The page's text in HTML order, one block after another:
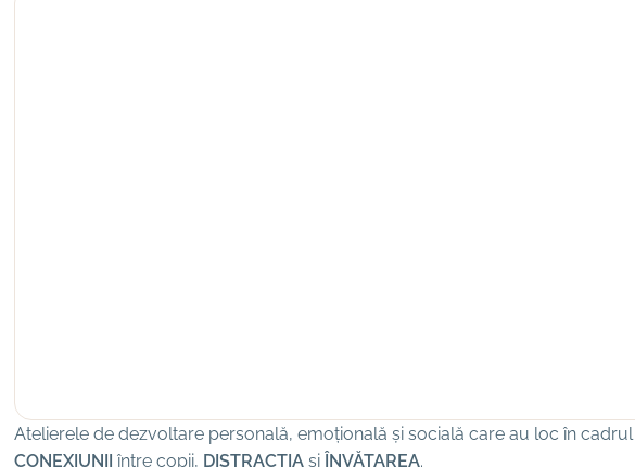
Atelierele de dezvoltare personală, emoțională și socială care au loc în cadrul
CONEXIUNII între copii, DISTRACȚIA și ÎNVĂȚAREA.